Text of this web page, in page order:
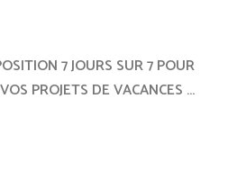
7 JOURS SUR 7 POUR
PROJETS DE VACANCES …